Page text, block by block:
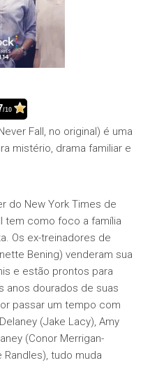
/10
Fall, no original) é uma
mistério, drama familiar e
do New York Times de
tem como foco a família
Os ex-treinadores de
Bening) venderam sua
e estão prontos para
anos dourados de suas
passar um tempo com
(Jake Lacy), Amy
(Conor Merrigan-
Randles), tudo muda